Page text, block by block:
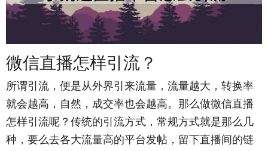
微信直播怎样引流？
所谓引流，便是从外界引来流量，流量越大，转换率
就会越高，自然，成交率也会越高。那么做微信直播
怎样引流呢？传统的引流方式，常规方式就是那么几
种，要么去各大流量高的平台发帖，留下直播间的链